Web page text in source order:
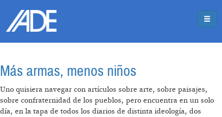
Más armas, menos niños
Uno quisiera navegar con artículos sobre arte, sobre paisajes,
sobre confraternidad de los pueblos, pero encuentra en un solo
día, en la tapa de todos los diarios de distinta ideología, dos